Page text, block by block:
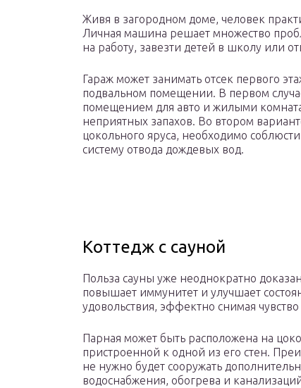
Живя в загородном доме, человек
Личная машина решает множество
на работу, завезти детей в школу или
Гараж может занимать отсек первого
подвальном помещении. В первом
помещением для авто и жилыми
неприятных запахов. Во втором
цокольного яруса, необходимо
систему отвода дождевых вод.
Коттедж с сауной
Польза сауны уже неоднократно
повышает иммунитет и улучшает
удовольствия, эффектно снимая чувство
Парная может быть расположена на
пристроенной к одной из его стен.
не нужно будет сооружать
водоснабжения, обогрева и